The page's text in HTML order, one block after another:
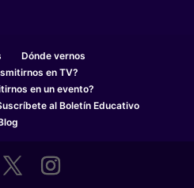
Dónde vernos
en TV?
en un evento?
al Boletín Educativo